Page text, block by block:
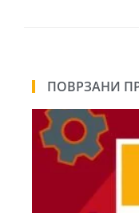
ПОВРЗАНИ